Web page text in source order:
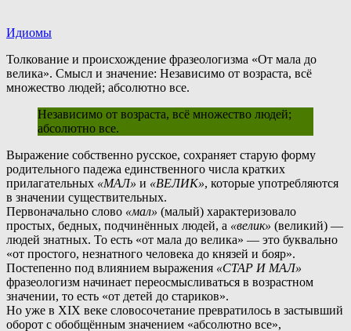
Идиомы
Толкование и происхождение фразеологизма «От мала до
велика». Смысл и значение: Независимо от возраста, всё
множество людей; абсолютно все.
Независимо от возраста, всё множество людей;
абсолютно все.
Выражение собственно русское, сохраняет старую форму
родительного падежа единственного числа кратких
прилагательных «МАЛ» и «ВЕЛИК», которые употребляются
в значении существительных.
Первоначально слово «мал» (малый) характеризовало
простых, бедных, подчинённых людей, а «велик» (великий) —
людей знатных. То есть «от мала до велика» — это буквально
«от простого, незнатного человека до князей и бояр».
Постепенно под влиянием выражения «СТАР И МАЛ»
фразеологизм начинает переосмысливаться в возрастном
значении, то есть «от детей до стариков».
Но уже в XIX веке словосочетание превратилось в застывший
оборот с обобщённым значением «абсолютно все»,